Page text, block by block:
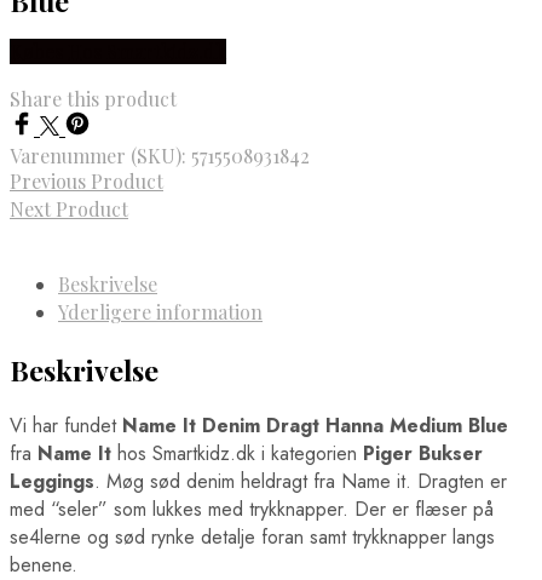
Share this product
Varenummer (SKU): 5715508931842
Previous Product
Next Product
Beskrivelse
Yderligere information
Beskrivelse
Vi har fundet Name It Denim Dragt Hanna Medium Blue
fra Name It hos Smartkidz.dk i kategorien Piger Bukser
Leggings. Møg sød denim heldragt fra Name it. Dragten er
med “seler” som lukkes med trykknapper. Der er flæser på
se4lerne og sød rynke detalje foran samt trykknapper langs
benene.